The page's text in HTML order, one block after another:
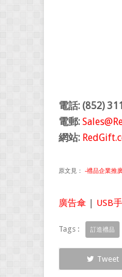
電話: (852)
電郵:
網站:
原文見： -禮品企業推
廣告傘 | USB
Tags : 訂造禮品
Tweet